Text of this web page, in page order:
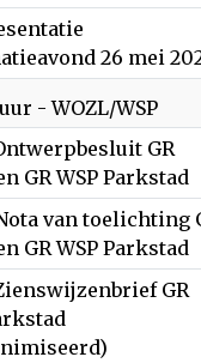
26 mei
uur - WOZL/WSP
GR
GR WSP Parkstad
van toelichting
GR WSP Parkstad
GR